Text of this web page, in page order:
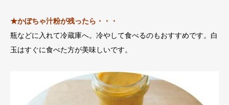
★かぼちゃ汁粉が残ったら・・・
瓶などに入れて冷蔵庫へ。冷やして食べるのもおすすめです。白
玉はすぐに食べた方が美味しいです。